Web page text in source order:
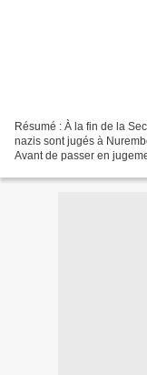
Résumé : À la fin de la
nazis sont jugés à
Avant de passer en